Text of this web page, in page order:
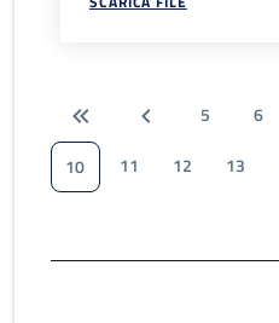
5 6
10
11 12 13